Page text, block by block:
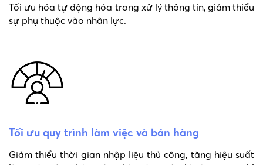
Tối ưu hóa tự động hóa trong xử lý thông tin, giảm thiểu
sự phụ thuộc vào nhân lực.
Tối ưu quy trình làm việc và bán hàng
Giảm thiểu thời gian nhập liệu thủ công, tăng hiệu suất